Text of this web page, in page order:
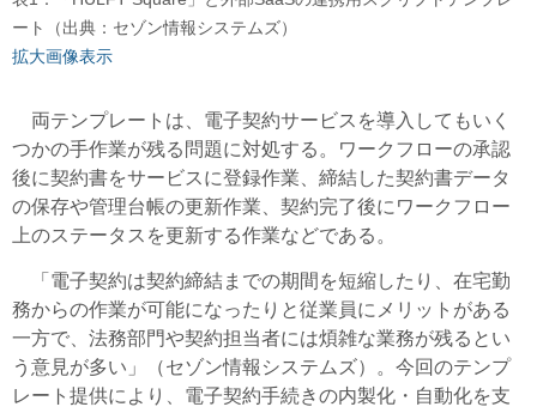
ート（出典：セゾン情報システムズ）
拡大画像表示
両テンプレートは、電子契約サービスを導入してもいく
つかの手作業が残る問題に対処する。ワークフローの承認
後に契約書をサービスに登録作業、締結した契約書データ
の保存や管理台帳の更新作業、契約完了後にワークフロー
上のステータスを更新する作業などである。
「電子契約は契約締結までの期間を短縮したり、在宅勤
務からの作業が可能になったりと従業員にメリットがある
一方で、法務部門や契約担当者には煩雑な業務が残るとい
う意見が多い」（セゾン情報システムズ）。今回のテンプ
レート提供により、電子契約手続きの内製化・自動化を支